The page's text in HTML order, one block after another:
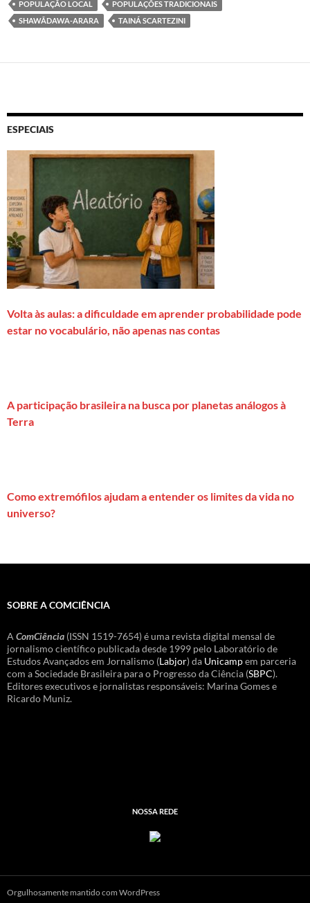
POPULAÇÃO LOCAL
POPULAÇÕES TRADICIONAIS
SHAWÃDAWA-ARARA
TAINÁ SCARTEZINI
ESPECIAIS
Volta às aulas: a dificuldade em aprender probabilidade pode
estar no vocabulário, não apenas nas contas
A participação brasileira na busca por planetas análogos à
Terra
Como extremófilos ajudam a entender os limites da vida no
universo?
SOBRE A COMCIÊNCIA
A ComCiência (ISSN 1519-7654) é uma revista digital mensal de
jornalismo científico publicada desde 1999 pelo Laboratório de
Estudos Avançados em Jornalismo (Labjor) da Unicampem parceria
com a Sociedade Brasileira para o Progresso da Ciência (SBPC).
Editores executivos e jornalistas responsáveis: Marina Gomes e
Ricardo Muniz.
NOSSA REDE
Orgulhosamente mantido com WordPress